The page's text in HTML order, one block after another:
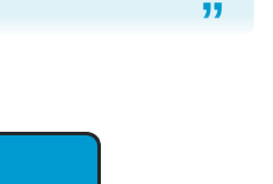
な良記事。/続編来た
entry/2023/03/27